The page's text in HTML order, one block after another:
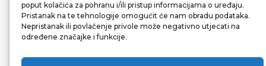
poput kolačića za pohranu i/ili pristup informacijama o uređaju.
Pristanak na te tehnologije omogućit će nam obradu podataka.
Nepristanak ili povlačenje privole može negativno utjecati na
određene značajke i funkcije.
REPUBLIKA HRVATSKA